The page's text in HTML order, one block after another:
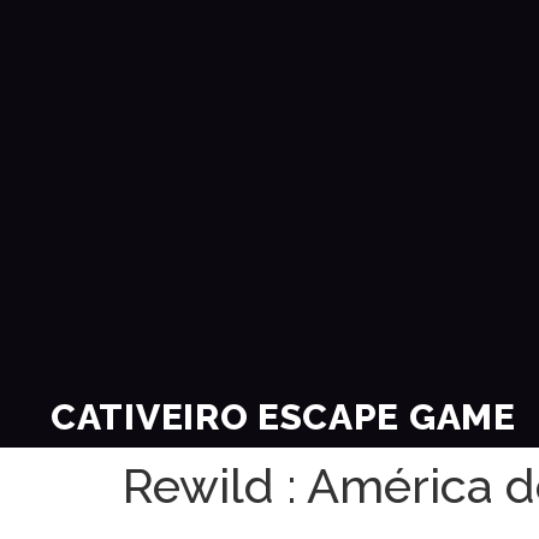
CATIVEIRO ESCAPE GAME
Rewild : América